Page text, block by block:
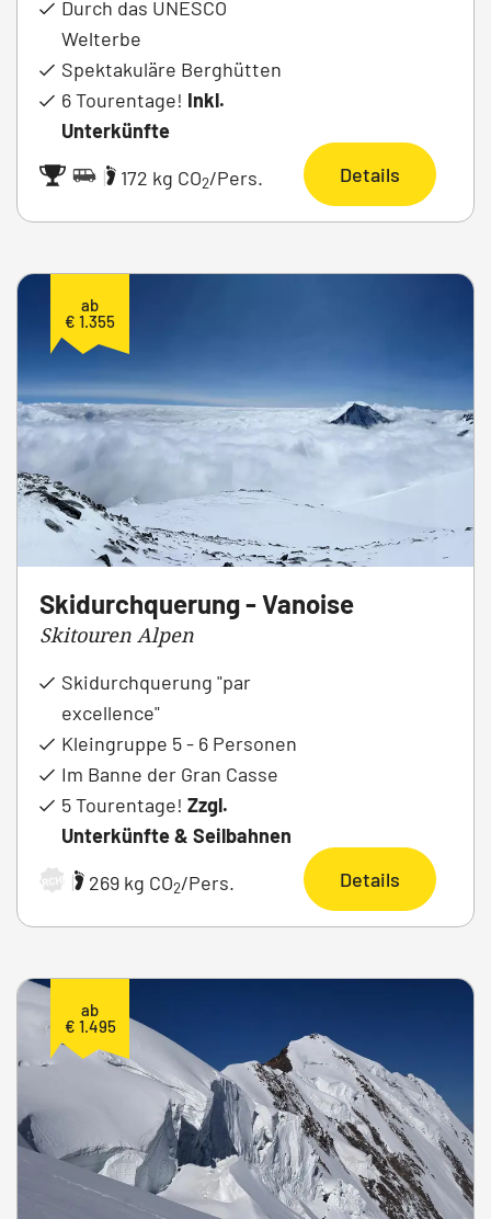
Durch das UNESCO
Welterbe
Spektakuläre Berghütten
6 Tourentage! Inkl.
Unterkünfte
|
172 kg CO2/Pers. Details
ab
€ 1.355
Skidurchquerung - Vanoise
Skitouren Alpen
Skidurchquerung "par
excellence"
Kleingruppe 5 - 6 Personen
Im Banne der Gran Casse
5 Tourentage! Zzgl.
Unterkünfte & Seilbahnen
ARCHIV | 269 kg CO2/Pers. Details
ab
€ 1.495